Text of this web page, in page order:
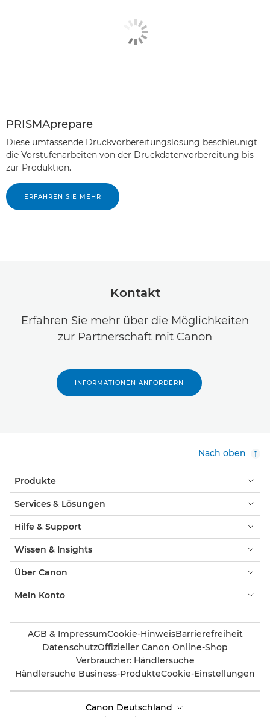
PRISMAprepare
Diese umfassende Druckvorbereitungslösung beschleunigt
die Vorstufenarbeiten von der Druckdatenvorbereitung bis
zur Produktion.
ERFAHREN SIE MEHR
Kontakt
Erfahren Sie mehr über die Möglichkeiten
zur Partnerschaft mit Canon
INFORMATIONEN ANFORDERN
Nach oben
Produkte
Services & Lösungen
Hilfe & Support
Wissen & Insights
Über Canon
Mein Konto
AGB & ImpressumCookie-HinweisBarrierefreiheit
DatenschutzOffizieller Canon Online-Shop
Verbraucher: Händlersuche
Händlersuche Business-ProdukteCookie-Einstellungen
Canon Deutschland